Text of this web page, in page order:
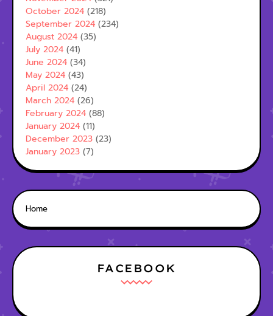
October 2024 (218)
September 2024 (234)
August 2024 (35)
July 2024 (41)
June 2024 (34)
May 2024 (43)
April 2024 (24)
March 2024 (26)
February 2024 (88)
January 2024 (11)
December 2023 (23)
January 2023 (7)
Home
FACEBOOK